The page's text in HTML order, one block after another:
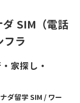
SIM（電話
フラ
家探し・
ダ留学 SIM / ワー